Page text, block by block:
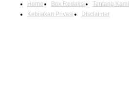
Home Box Redaksi Tentang Kami
Kebijakan Privasi
Disclaimer